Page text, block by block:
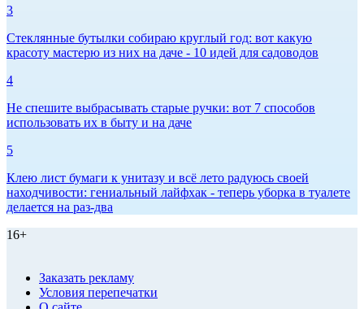
3
Стеклянные бутылки собираю круглый год: вот какую
красоту мастерю из них на даче - 10 идей для садоводов
4
Не спешите выбрасывать старые ручки: вот 7 способов
использовать их в быту и на даче
5
Клею лист бумаги к унитазу и всё лето радуюсь своей
находчивости: гениальный лайфхак - теперь уборка в туалете
делается на раз-два
16+
Заказать рекламу
Условия перепечатки